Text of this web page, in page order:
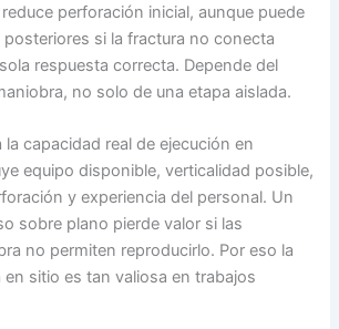
perforación inicial, aunque puede
si la fractura no conecta
respuesta correcta. Depende del
no solo de una etapa aislada.
la capacidad real de ejecución en
equipo disponible, verticalidad posible,
y experiencia del personal. Un
sobre plano pierde valor si las
no permiten reproducirlo. Por eso la
sitio es tan valiosa en trabajos